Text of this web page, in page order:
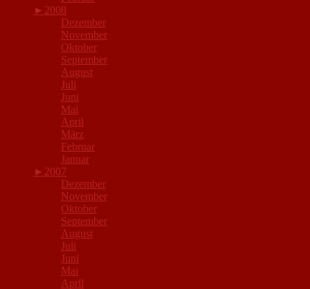
► 2008
Dezember
November
Oktober
September
August
Juli
Juni
Mai
April
März
Februar
Januar
► 2007
Dezember
November
Oktober
September
August
Juli
Juni
Mai
April